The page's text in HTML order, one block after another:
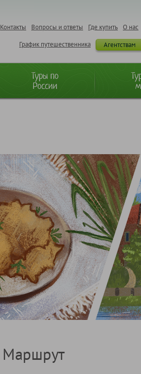
О нас
Где купить
Вопросы и ответы
Контакты
Агентствам
График путешественника
Туры по
России
Маршрут